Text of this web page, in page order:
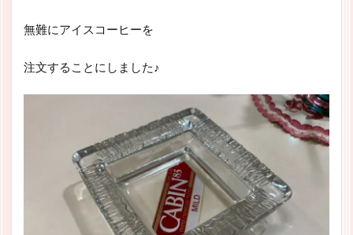
無難にアイスコーヒーを
注文することにしました♪